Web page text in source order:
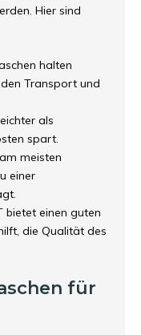
Hier sind
halten
Transport und
als
spart.
meisten
einer
bietet einen guten
die Qualität des
für